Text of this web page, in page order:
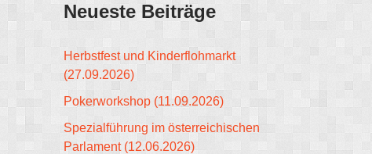
Neueste Beiträge
Herbstfest und Kinderflohmarkt
(27.09.2026)
Pokerworkshop (11.09.2026)
Spezialführung im österreichischen
Parlament (12.06.2026)